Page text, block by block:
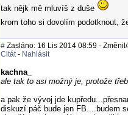
tak nějk mě mluvíš z duše
krom toho si dovolím podotknout,
# Zasláno: 16 Lis 2014 08:59 -
Citát- Nahlásit
kachna_
ale tak to asi možný je, protože
a pak že vývoj jde
diskuzí páč bude jen FB....budem